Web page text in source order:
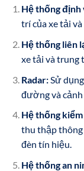
Hệ thống định
trí của xe tải
Hệ thống liên
xe tải và trung
Radar:Sử
đường và cảnh
Hệ thống
thu thập
đèn tín hiệu.
Hệ thống an